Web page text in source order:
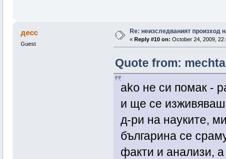
десс
Guest
Re: неизследваният произход
« Reply #10 on: October 24, 2009,
Quote from:
ako не си помак -
и ще се изживяваш
д-ри на науките,
българина се
факти и анализи,